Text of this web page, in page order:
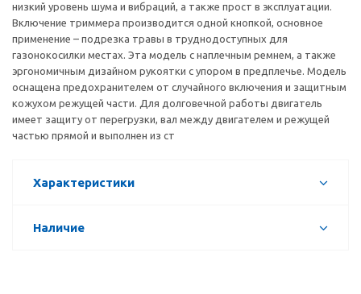
низкий уровень шума и вибраций, а также прост в эксплуатации.
Включение триммера производится одной кнопкой, основное
применение – подрезка травы в труднодоступных для
газонокосилки местах. Эта модель с наплечным ремнем, а также
эргономичным дизайном рукоятки с упором в предплечье. Модель
оснащена предохранителем от случайного включения и защитным
кожухом режущей части. Для долговечной работы двигатель
имеет защиту от перегрузки, вал между двигателем и режущей
частью прямой и выполнен из ст
Характеристики
Наличие